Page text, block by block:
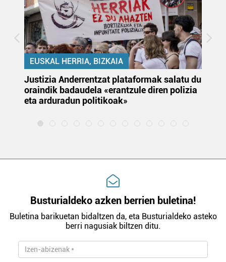
EUSKAL HERRIA, BIZKAIA
Justizia Anderrentzat plataformak salatu du
oraindik badaudela «erantzule diren polizia
eta arduradun politikoak»
Busturialdeko azken berrien buletina!
Buletina barikuetan bidaltzen da, eta Busturialdeko asteko
berri nagusiak biltzen ditu.